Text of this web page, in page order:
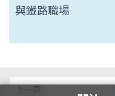
與鐵路職場
上一頁